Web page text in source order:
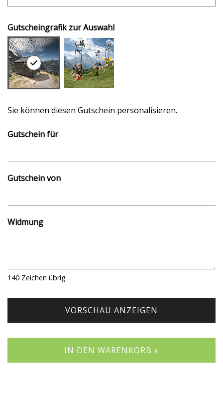
Gutscheingrafik zur Auswahl
Sie können diesen Gutschein personalisieren.
Gutschein für
Gutschein von
Widmung
140 Zeichen übrig
VORSCHAU ANZEIGEN
IN DEN WARENKORB »